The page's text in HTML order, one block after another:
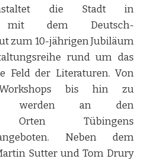
die Stadt in
mit dem Deutsch-
zum 10-jährigen Jubiläum
rund um das
Feld der Literaturen. Von
bis hin zu
werden an den
Orten Tübingens
Neben dem
Sutter und Tom Drury